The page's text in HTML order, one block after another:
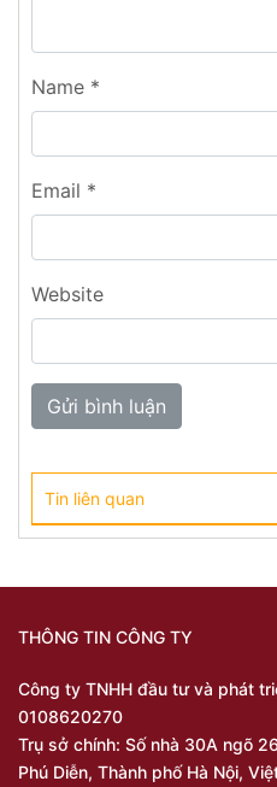
Name *
Email *
Website
Tin liên quan
THÔNG TIN CÔNG TY
Công ty TNHH đầu tư và phát
0108620270
Trụ sở chính: Số nhà 30A ngõ
Phú Diễn, Thành phố Hà Nội,